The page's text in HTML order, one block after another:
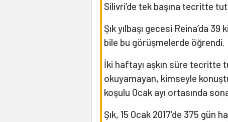
Silivri’de tek başına tecritte
Şık yılbaşı gecesi Reina’da
bile bu görüşmelerde öğrendi.
İki haftayı aşkın süre tecritte
okuyamayan, kimseyle
koşulu Ocak ayı ortasında
Şık, 15 Ocak 2017’de 375 gün